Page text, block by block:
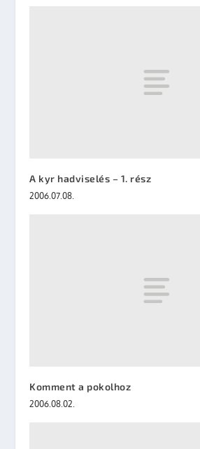
A kyr hadviselés – 1. rész
2006.07.08.
Komment a pokolhoz
2006.08.02.